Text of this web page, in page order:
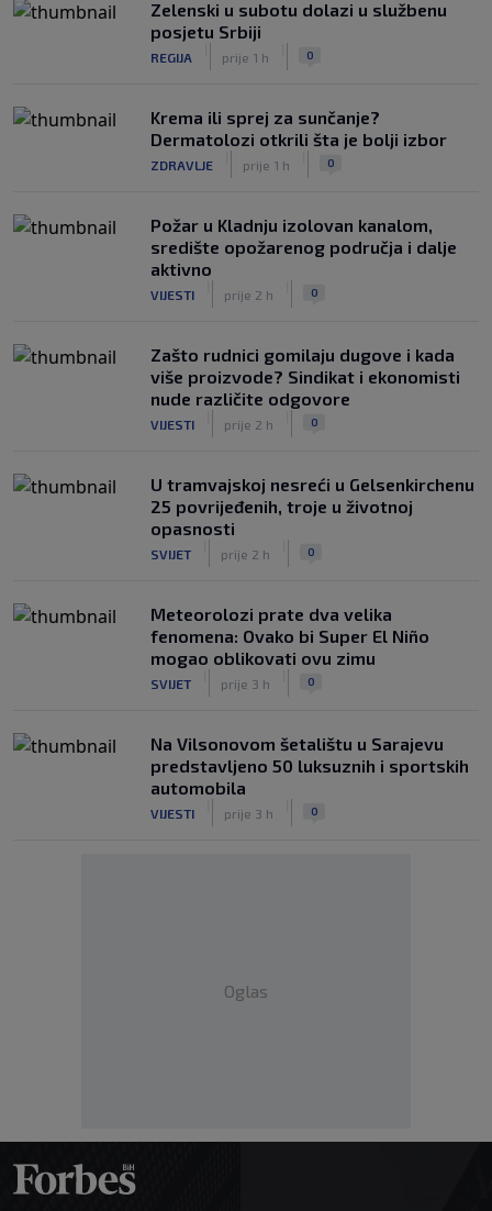
Zelenski u subotu dolazi u službenu
posjetu Srbiji
REGIJA prije 1 h 0
Krema ili sprej za sunčanje?
Dermatolozi otkrili šta je bolji izbor
ZDRAVLJE prije 1 h 0
Požar u Kladnju izolovan kanalom,
središte opožarenog područja i dalje
aktivno
VIJESTI prije 2 h 0
Zašto rudnici gomilaju dugove i kada
više proizvode? Sindikat i ekonomisti
nude različite odgovore
VIJESTI prije 2 h 0
U tramvajskoj nesreći u Gelsenkirchenu
25 povrijeđenih, troje u životnoj
opasnosti
SVIJET prije 2 h 0
Meteorolozi prate dva velika
fenomena: Ovako bi Super El Niño
mogao oblikovati ovu zimu
SVIJET prije 3 h 0
Na Vilsonovom šetalištu u Sarajevu
predstavljeno 50 luksuznih i sportskih
automobila
VIJESTI prije 3 h 0
Oglas